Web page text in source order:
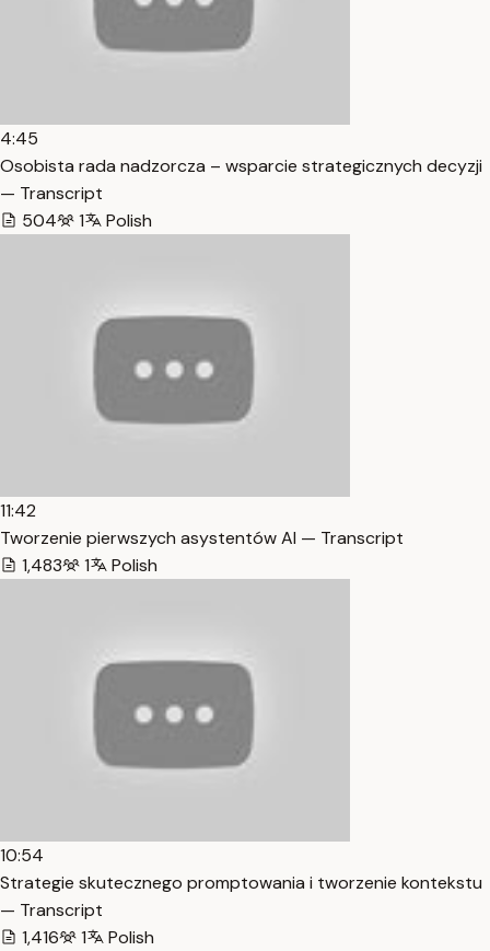
4:45
Osobista rada nadzorcza – wsparcie strategicznych decyzji
— Transcript
504
1 Polish
11:42
Tworzenie pierwszych asystentów AI — Transcript
1,483
1 Polish
10:54
Strategie skutecznego promptowania i tworzenie kontekstu
— Transcript
1,416
1 Polish